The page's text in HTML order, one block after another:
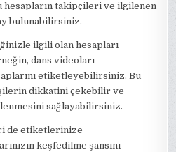
hesapların takipçileri ve ilgilenen
bulunabilirsiniz.
ilgili olan hesapları
dans videoları
etiketleyebilirsiniz. Bu
dikkatini çekebilir ve
sağlayabilirsiniz.
de etiketlerinize
keşfedilme şansını